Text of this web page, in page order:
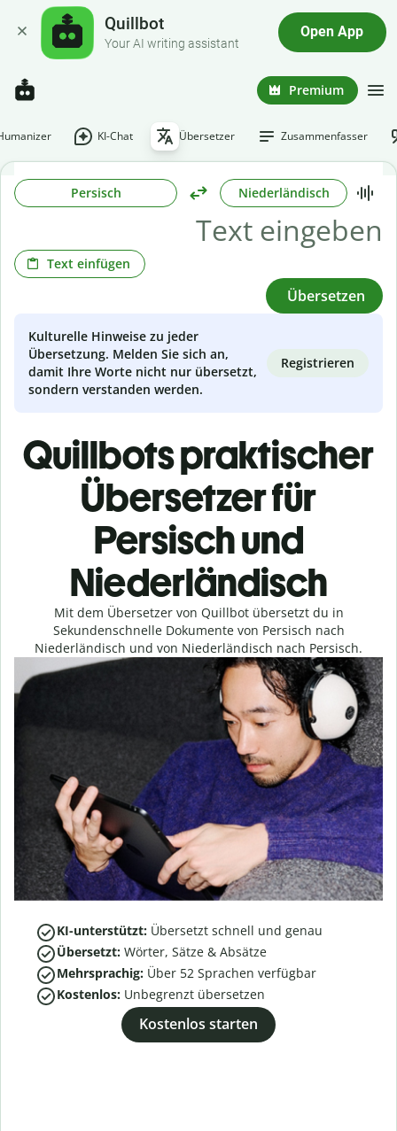
Quillbot
Your AI writing assistant
Open App
Premium
KI-Chat Übersetzer Zusammenfasser
Persisch Niederländisch
Text einfügen
Übersetzen
Kulturelle Hinweise zu jeder
Übersetzung. Melden Sie sich an,
damit Ihre Worte nicht nur übersetzt,
sondern verstanden werden.
Registrieren
Quillbots praktischer
Übersetzer für
Persisch und
Niederländisch
Mit dem Übersetzer von Quillbot übersetzt du in
Sekundenschnelle Dokumente von Persisch nach
Niederländisch und von Niederländisch nach Persisch.
KI-unterstützt: Übersetzt schnell und genau
Übersetzt: Wörter, Sätze & Absätze
Mehrsprachig: Über 52 Sprachen verfügbar
Kostenlos: Unbegrenzt übersetzen
Kostenlos starten